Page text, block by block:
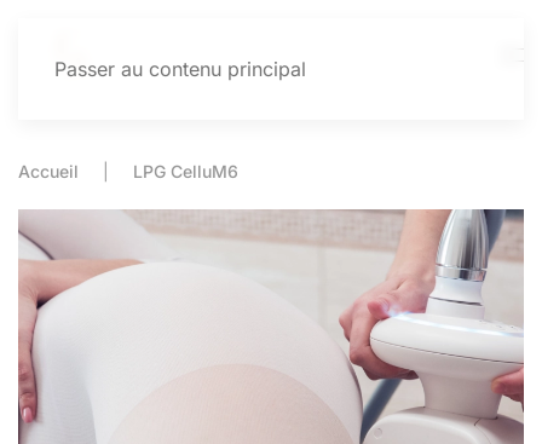
Passer au contenu principal
Accueil LPG CelluM6